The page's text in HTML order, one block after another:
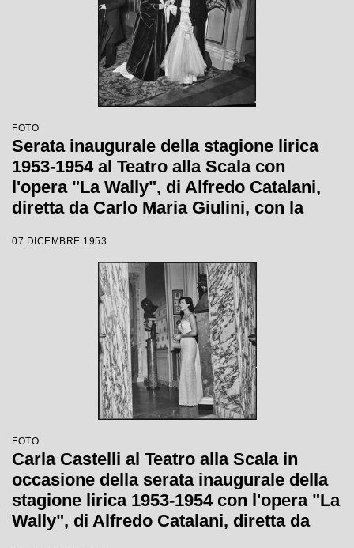
FOTO
Serata inaugurale della stagione lirica
1953-1954 al Teatro alla Scala con
l'opera "La Wally", di Alfredo Catalani,
diretta da Carlo Maria Giulini, con la
07 DICEMBRE 1953
FOTO
Carla Castelli al Teatro alla Scala in
occasione della serata inaugurale della
stagione lirica 1953-1954 con l'opera "La
Wally", di Alfredo Catalani, diretta da